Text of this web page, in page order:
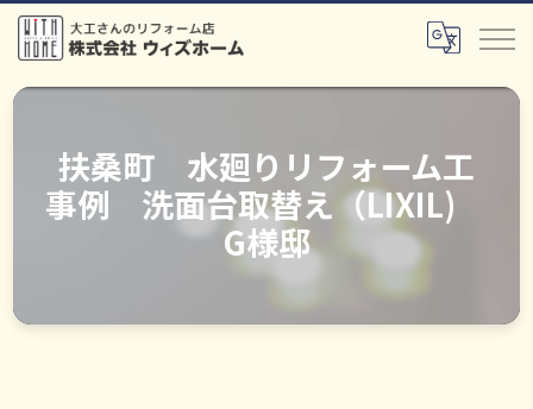
扶桑町 水廻りリフォーム工
事例 洗面台取替え（LIXIL)
G様邸